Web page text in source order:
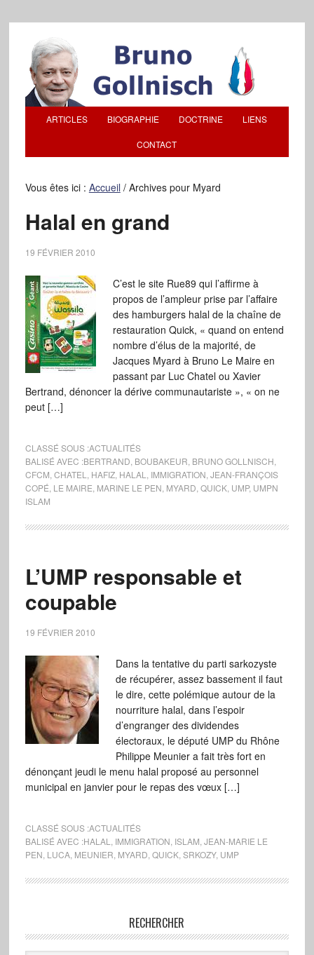
ARTICLES BIOGRAPHIE DOCTRINE LIENS
CONTACT
Vous êtes ici : Accueil /Archives pour Myard
Halal en grand
19 FÉVRIER 2010
C’est le site Rue89 qui l’affirme à
propos de l’ampleur prise par l’affaire
des hamburgers halal de la chaîne de
restauration Quick, « quand on entend
nombre d’élus de la majorité, de
Jacques Myard à Bruno Le Maire en
passant par Luc Chatel ou Xavier
Bertrand, dénoncer la dérive communautariste », « on ne
peut […]
CLASSÉ SOUS :ACTUALITÉS
BALISÉ AVEC :BERTRAND BOUBAKEUR BRUNO GOLLNISCH
CFCM CHATEL HAFIZ, HALAL IMMIGRATION JEAN-FRANÇOIS
COPÉ LE MAIRE MARINE LE PEN MYARD QUICK, UMP, UMPN
ISLAM
L’UMP responsable et
coupable
19 FÉVRIER 2010
Dans la tentative du parti sarkozyste
de récupérer, assez bassement il faut
le dire, cette polémique autour de la
nourriture halal, dans l’espoir
d’engranger des dividendes
électoraux, le député UMP du Rhône
Philippe Meunier a fait très fort en
dénonçant jeudi le menu halal proposé au personnel
municipal en janvier pour le repas des vœux […]
CLASSÉ SOUS :ACTUALITÉS
BALISÉ AVEC :HALAL IMMIGRATION ISLAM JEAN-MARIE LE
PEN LUCA, MEUNIER MYARD QUICK, SRKOZY, UMP
RECHERCHER